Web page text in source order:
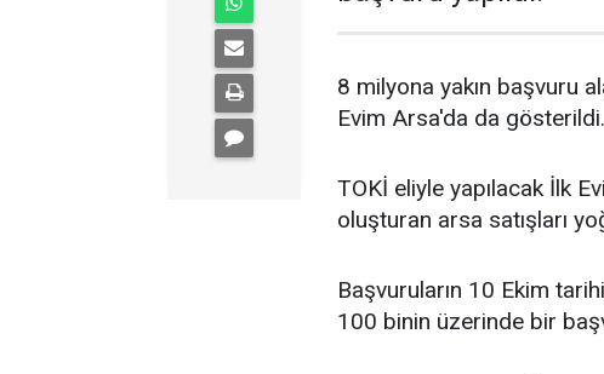
8 milyona yakın başvuru
Evim Arsa'da da gösterildi.
TOKİ eliyle yapılacak İlk
oluşturan arsa satışları
Başvuruların 10 Ekim
100 binin üzerinde bir